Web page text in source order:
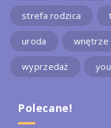
strefa rodzica
uroda wnętrze
wyprzedaż you
Polecane!